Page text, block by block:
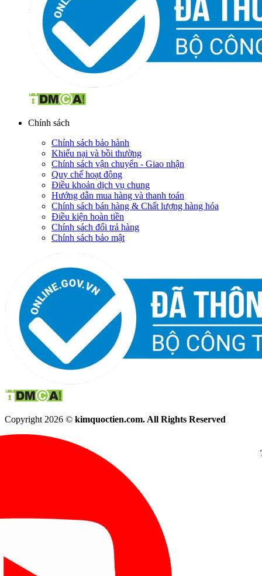
Chính sách
Chính sách bảo hành
Khiếu nại và bồi thường
Chính sách vận chuyển - Giao nhận
Quy chế hoạt động
Điều khoản dịch vụ chung
Hướng dẫn mua hàng và thanh toán
Chính sách bán hàng & Chất lượng hàng hóa
Điều kiện hoàn tiền
Chính sách đổi trả hàng
Chính sách bảo mật
Copyright 2026 © kimquoctien.com. All Rights Reserved
(8h00 - 21h30)
(8h00 -